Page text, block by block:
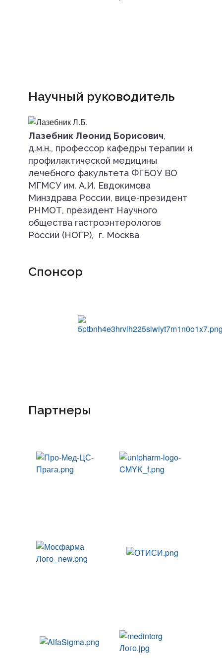
Научный руководитель
Лазебник Леонид Борисович,
д.м.н., профессор кафедры терапии и
профилактической медицины
лечебного факультета ФГБОУ ВО
МГМСУ им. А.И. Евдокимова
Минздрава России, вице-президент
РНМОТ, президент Научного
общества гастроэнтерологов
России (НОГР), г. Москва
Спонсор
Партнеры